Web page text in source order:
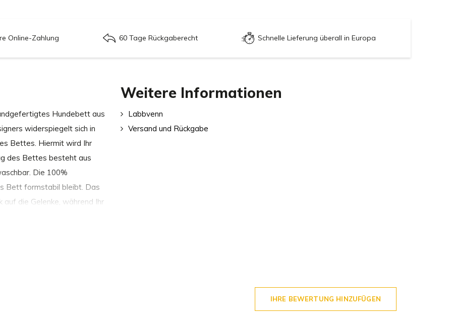
Online-Zahlung 60 Tage Rückgaberecht Schnelle Lieferung überall in Europa
Hundebett aus
widerspiegelt sich in
Bettes. Hiermit wird Ihr
des Bettes besteht aus
Die 100%
Bett formstabil bleibt. Das
die Gelenke, während Ihr
besten Qualität Materialien
entscheiden:
Weitere Informationen
Labbvenn
Versand und Rückgabe
IHRE BEWERTUNG HINZUFÜGEN